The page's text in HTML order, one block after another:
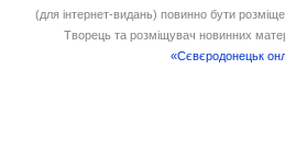
(для інтернет-видань) повинно бути
Творець та розміщувач новинних
«Сєвєродонецьк